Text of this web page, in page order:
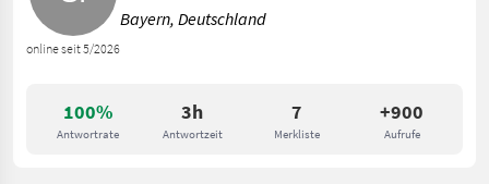
100%
Antwortrate
3h
Antwortzeit
7
Merkliste
+900
Aufrufe
online seit 5/2026
Bayern, Deutschland